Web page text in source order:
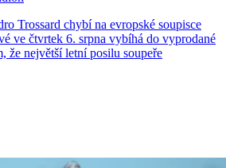
Trossard chybí na evropské soupisce
ve čtvrtek 6. srpna vybíhá do vyprodané
že největší letní posilu soupeře